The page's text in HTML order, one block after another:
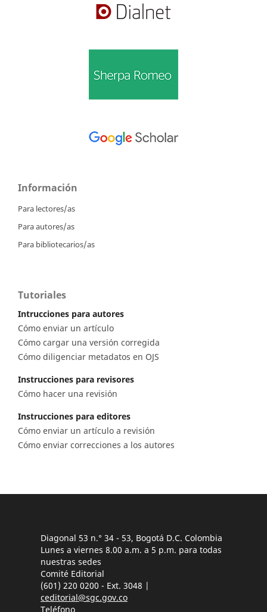
Información
Para lectores/as
Para autores/as
Para bibliotecarios/as
Tutoriales
Intrucciones para autores
Cómo enviar un artículo
Cómo cargar una versión corregida
Cómo diligenciar metadatos en OJS
Instrucciones para revisores
Cómo hacer una revisión
Instrucciones para editores
Cómo enviar un artículo a revisión
Cómo enviar correcciones a los autores
Diagonal 53 n.° 34 - 53, Bogotá D.C. Colombia
Lunes a viernes 8.00 a.m. a 5 p.m. para todas
nuestras sedes
Comité Editorial
(601) 220 0200 - Ext. 3048 |
ceditorial@sgc.gov.co
Teléfono